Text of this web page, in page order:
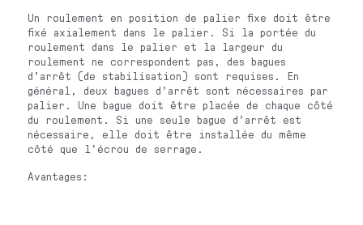
Un roulement en position de palier fixe doit être
fixé axialement dans le palier. Si la portée du
roulement dans le palier et la largeur du
roulement ne correspondent pas, des bagues
d'arrêt (de stabilisation) sont requises. En
général, deux bagues d'arrêt sont nécessaires par
palier. Une bague doit être placée de chaque côté
du roulement. Si une seule bague d'arrêt est
nécessaire, elle doit être installée du même
côté que l'écrou de serrage.
Avantages: